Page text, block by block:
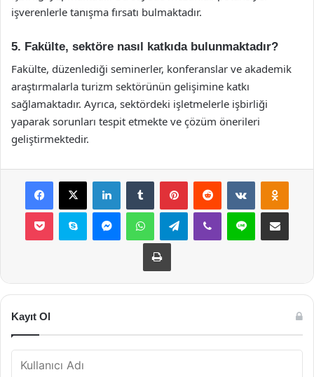
işverenlerle tanışma fırsatı bulmaktadır.
5. Fakülte, sektöre nasıl katkıda bulunmaktadır?
Fakülte, düzenlediği seminerler, konferanslar ve akademik
araştırmalarla turizm sektörünün gelişimine katkı
sağlamaktadır. Ayrıca, sektördeki işletmelerle işbirliği
yaparak sorunları tespit etmekte ve çözüm önerileri
geliştirmektedir.
Facebook
X LinkedInTumblr PinterestReddit VKontakte
Pocket Skype MessengerWhatsAppTelegramViber Line E-Posta ile
Yazdır
Kayıt Ol